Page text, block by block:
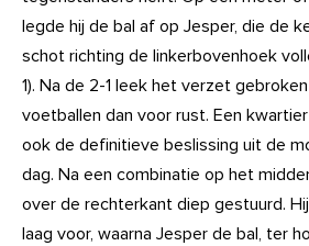
legde hij de bal af op Jesper, die de
schot richting de linkerbovenhoek
1). Na de 2-1 leek het verzet
voetballen dan voor rust. Een
ook de definitieve beslissing uit de
dag. Na een combinatie op het
over de rechterkant diep gestuurd.
laag voor, waarna Jesper de bal, ter